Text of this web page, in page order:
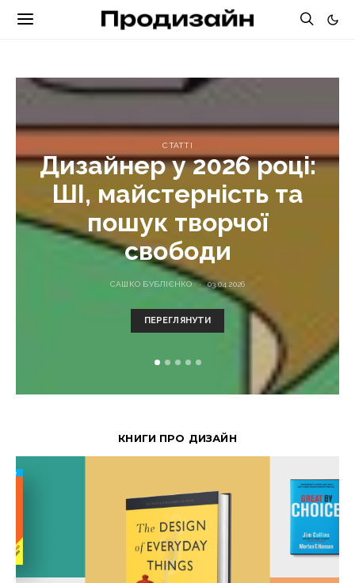
СТАТТІ
Дизайнер у 2026 році:
ШІ, майстерність та
пошук творчої
свободи
САШКО БУБЛІЄНКО 03.04.2026
ПЕРЕГЛЯНУТИ
КНИГИ ПРО ДИЗАЙН